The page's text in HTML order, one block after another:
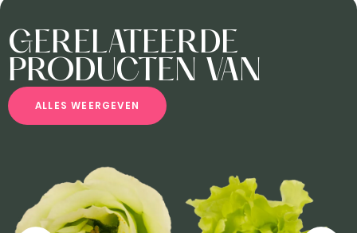
GERELATEERDE
PRODUCTEN VAN
ALLES WE ERGEVEN